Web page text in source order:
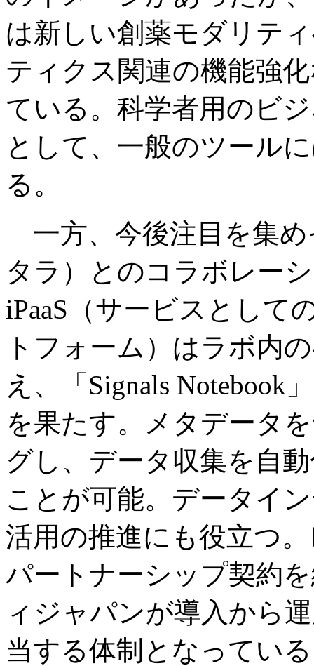
は新しい創薬モダリテ
ティクス関連の機能強
ている。科学者用のビ
として、一般のツール
る。
一方、今後注目を集め
タラ）とのコラボレー
iPaaS（サービスとして
トフォーム）はラボ内
え、「Signals Notebook
を果たす。メタデータ
グし、データ収集を自
ことが可能。データイ
活用の推進にも役立つ
パートナーシップ契約
ィジャパンが導入から
当する体制となってい